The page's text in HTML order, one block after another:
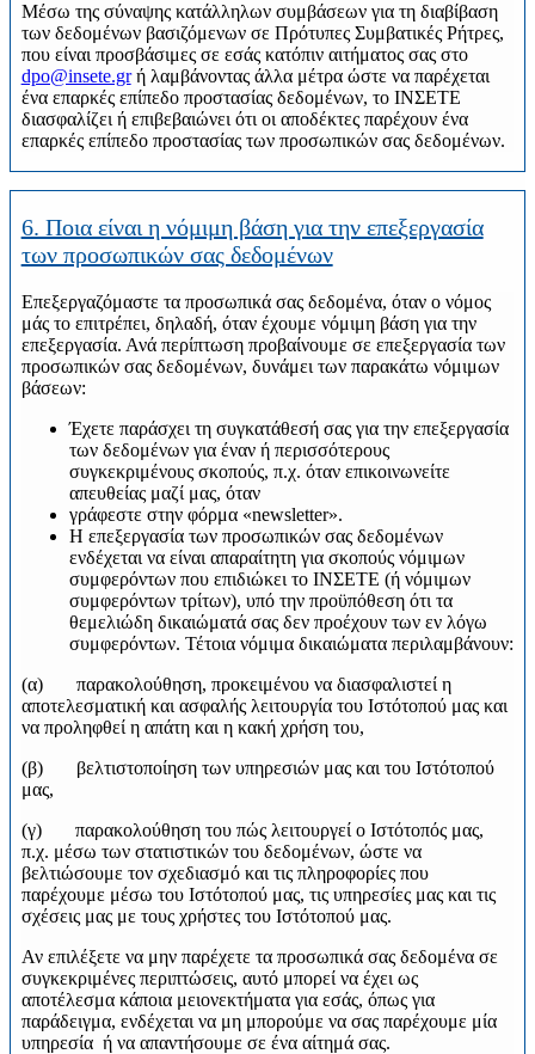
Μέσω της σύναψης κατάλληλων συμβάσεων για τη διαβίβαση
των δεδομένων βασιζόμενων σε Πρότυπες Συμβατικές Ρήτρες,
που είναι προσβάσιμες σε εσάς κατόπιν αιτήματος σας στο
dpo@insete.grή λαμβάνοντας άλλα μέτρα ώστε να παρέχεται
ένα επαρκές επίπεδο προστασίας δεδομένων, το ΙΝΣΕΤΕ
διασφαλίζει ή επιβεβαιώνει ότι οι αποδέκτες παρέχουν ένα
επαρκές επίπεδο προστασίας των προσωπικών σας δεδομένων.
6. Ποια είναι η νόμιμη βάση για την επεξεργασία
των προσωπικών σας δεδομένων
Επεξεργαζόμαστε τα προσωπικά σας δεδομένα, όταν ο νόμος
μάς το επιτρέπει, δηλαδή, όταν έχουμε νόμιμη βάση για την
επεξεργασία. Ανά περίπτωση προβαίνουμε σε επεξεργασία των
προσωπικών σας δεδομένων, δυνάμει των παρακάτω νόμιμων
βάσεων:
Έχετε παράσχει τη συγκατάθεσή σας για την επεξεργασία
των δεδομένων για έναν ή περισσότερους
συγκεκριμένους σκοπούς, π.χ. όταν επικοινωνείτε
απευθείας μαζί μας, όταν
γράφεστε στην φόρμα «newsletter».
Η επεξεργασία των προσωπικών σας δεδομένων
ενδέχεται να είναι απαραίτητη για σκοπούς νόμιμων
συμφερόντων που επιδιώκει το ΙΝΣΕΤΕ (ή νόμιμων
συμφερόντων τρίτων), υπό την προϋπόθεση ότι τα
θεμελιώδη δικαιώματά σας δεν προέχουν των εν λόγω
συμφερόντων. Τέτοια νόμιμα δικαιώματα περιλαμβάνουν:
(α) παρακολούθηση, προκειμένου να διασφαλιστεί η
αποτελεσματική και ασφαλής λειτουργία του Ιστότοπού μας και
να προληφθεί η απάτη και η κακή χρήση του,
(β) βελτιστοποίηση των υπηρεσιών μας και του Ιστότοπού
μας,
(γ) παρακολούθηση του πώς λειτουργεί ο Ιστότοπός μας,
π.χ. μέσω των στατιστικών του δεδομένων, ώστε να
βελτιώσουμε τον σχεδιασμό και τις πληροφορίες που
παρέχουμε μέσω του Ιστότοπού μας, τις υπηρεσίες μας και τις
σχέσεις μας με τους χρήστες του Ιστότοπού μας.
Αν επιλέξετε να μην παρέχετε τα προσωπικά σας δεδομένα σε
συγκεκριμένες περιπτώσεις, αυτό μπορεί να έχει ως
αποτέλεσμα κάποια μειονεκτήματα για εσάς, όπως για
παράδειγμα, ενδέχεται να μη μπορούμε να σας παρέχουμε μία
υπηρεσία ή να απαντήσουμε σε ένα αίτημά σας.